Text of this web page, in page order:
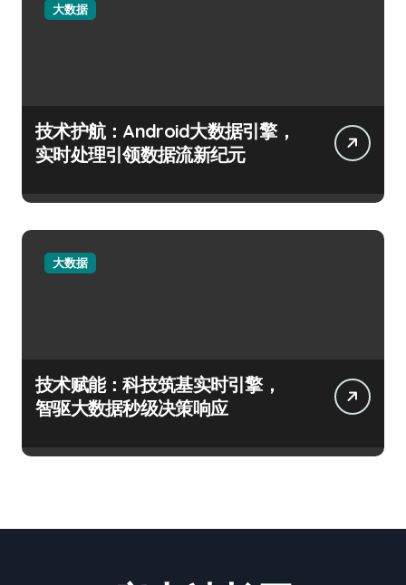
大数据
技术护航：Android大数据引擎，
实时处理引领数据流新纪元
大数据
技术赋能：科技筑基实时引擎，
智驱大数据秒级决策响应